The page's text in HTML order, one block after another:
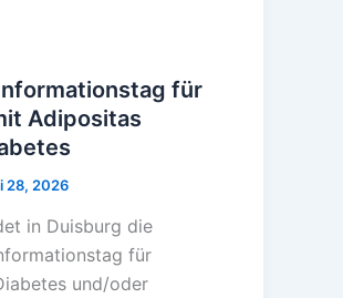
für
Adipositas
28, 2026
in Duisburg die
für
und/oder